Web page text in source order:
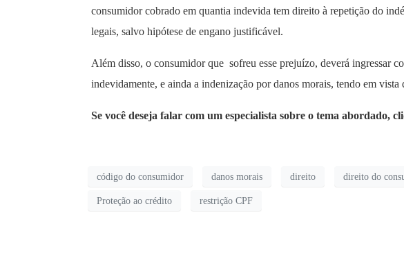
consumidor cobrado em quantia indevida tem direito à repetição do
legais, salvo hipótese de engano justificável.
Além disso, o consumidor que sofreu esse prejuízo, deverá ingressar
indevidamente, e ainda a indenização por danos morais, tendo em
Se você deseja falar com um especialista sobre o tema abordado,
código do consumidor danos morais direito direito do
Proteção ao crédito restrição CPF